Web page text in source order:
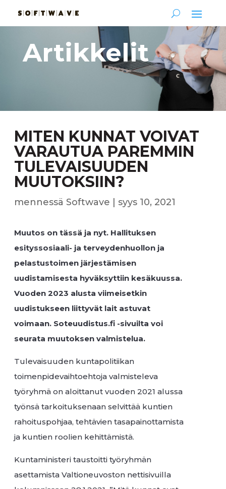
Artikkelit
MITEN KUNNAT VOIVAT
VARAUTUA PAREMMIN
TULEVAISUUDEN
MUUTOKSIIN?
mennessä Softwave syys 10, 2021
Muutos on tässä ja nyt. Hallituksen
esityssosiaali- ja terveydenhuollon ja
pelastustoimen järjestämisen
uudistamisesta hyväksyttiin kesäkuussa.
Vuoden 2023 alusta viimeisetkin
uudistukseen liittyvät lait astuvat
voimaan. Soteuudistus.fi -sivuilta voi
seurata muutoksen valmistelua.
Tulevaisuuden kuntapolitiikan
toimenpidevaihtoehtoja valmisteleva
työryhmä on aloittanut vuoden 2021 alussa
työnsä tarkoituksenaan selvittää kuntien
rahoituspohjaa, tehtävien tasapainottamista
ja kuntien roolien kehittämistä.
Kuntaministeri taustoitti työryhmän
asettamista Valtioneuvoston nettisivuilla